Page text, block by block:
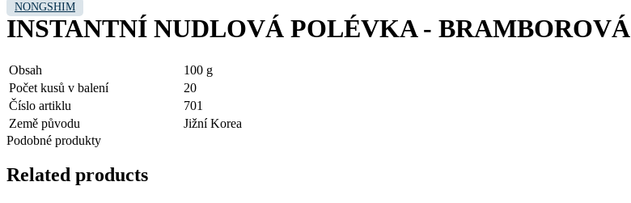
NONGSHIM
INSTANTNÍ NUDLOVÁ POLÉVKA - BRAMBOROVÁ
Obsah
100 g
Počet kusů v balení
20
Číslo artiklu
701
Země původu
Jižní Korea
Podobné produkty
Related products